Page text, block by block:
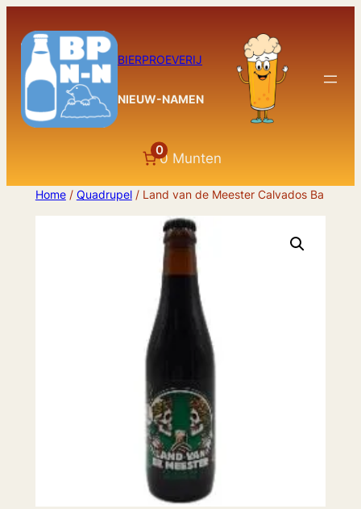
naar
inhoud
BIERPROEVERIJ
NIEUW-NAMEN
0
0 Munten
Home/ Quadrupel/ Land van de Meester Calvados Ba